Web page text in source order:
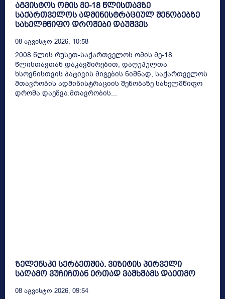
აგვისტოს ომის მე-18 წლისთავზე
საქართველოს ადმინისტრაციულ შენობებზე
სახელმწიფო დროშები დაუშვეს
08 Აგვისტო 2026, 10:58
2008 წლის რუსეთ-საქართველოს ომის მე-18
წლისთავთან დაკავშირებით, დაღუპულთა
ხსოვნისთვის პატივის მიგების ნიშნად, საქართველოს
მთავრობის ადმინისტრაციის შენობაზე სახელმწიფო
დროშა დაეშვა.მთავრობის...
ზელენსკი სერბეთშია. ვიზიტის პირველი
საღამო ვუჩიჩთან ერთად ვაშხშამს დაეთმო
08 Აგვისტო 2026, 09:54